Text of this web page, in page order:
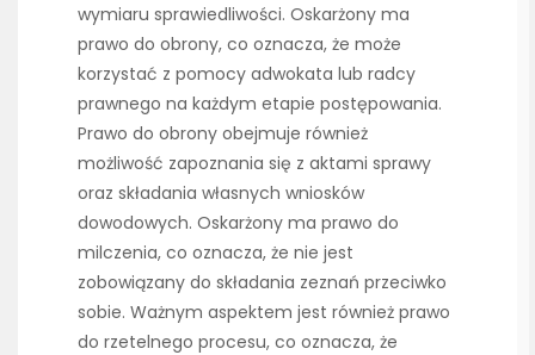
wymiaru sprawiedliwości. Oskarżony ma
prawo do obrony, co oznacza, że może
korzystać z pomocy adwokata lub radcy
prawnego na każdym etapie postępowania.
Prawo do obrony obejmuje również
możliwość zapoznania się z aktami sprawy
oraz składania własnych wniosków
dowodowych. Oskarżony ma prawo do
milczenia, co oznacza, że nie jest
zobowiązany do składania zeznań przeciwko
sobie. Ważnym aspektem jest również prawo
do rzetelnego procesu, co oznacza, że